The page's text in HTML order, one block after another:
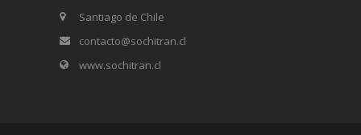
Santiago de Chile
contacto@sochitran.cl
www.sochitran.cl